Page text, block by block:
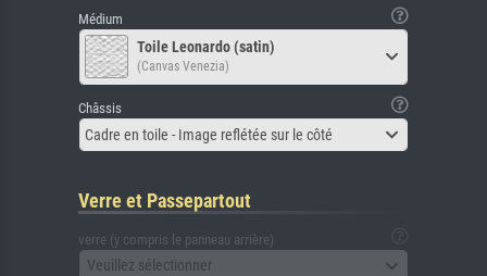
Médium
Toile Leonardo (satin)
(Canvas Venezia)
Châssis
Cadre en toile - Image reflétée sur le côté
Verre et Passepartout
verre (y compris le panneau arrière)
Veuillez sélectionner